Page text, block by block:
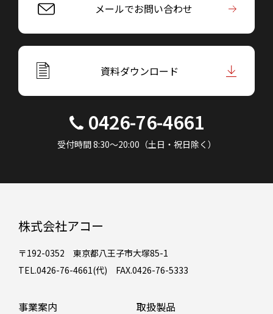
メールでお問い合わせ
資料ダウンロード
0426-76-4661
受付時間 8:30～20:00（土日・祝日除く）
株式会社アコー
〒192-0352 東京都八王子市大塚85-1
TEL.0426-76-4661(代) FAX.0426-76-5333
事業案内 取扱製品